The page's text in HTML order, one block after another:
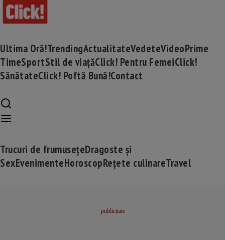
Ultima Oră!TrendingActualitateVedeteVideoPrime
TimeSportStil de viațăClick! Pentru FemeiClick!
SănătateClick! Poftă Bună!Contact
Trucuri de frumusețeDragoste și
SexEvenimenteHoroscopRețete culinareTravel